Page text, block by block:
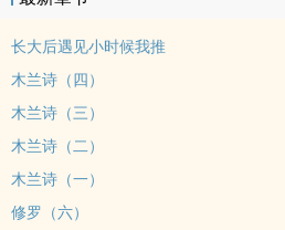
长大后遇见小时候我推
木兰诗（四）
木兰诗（三）
木兰诗（二）
木兰诗（一）
修罗（六）